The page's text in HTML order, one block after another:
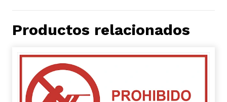
Productos relacionados